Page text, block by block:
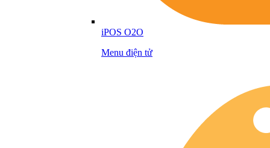
iPOS O2O
Menu điện tử